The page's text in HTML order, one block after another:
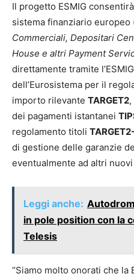
Il progetto ESMIG
sistema finanziario europeo
Commerciali, Depositari
House e altri Payment
direttamente tramite
dell’Eurosistema per il
importo rilevante TARGET2
dei pagamenti istantanei
regolamento titoli
di gestione delle garanzie
eventualmente ad altri
Leggi anche:
in pole position con la
Telesis
“Siamo molto onorati che la